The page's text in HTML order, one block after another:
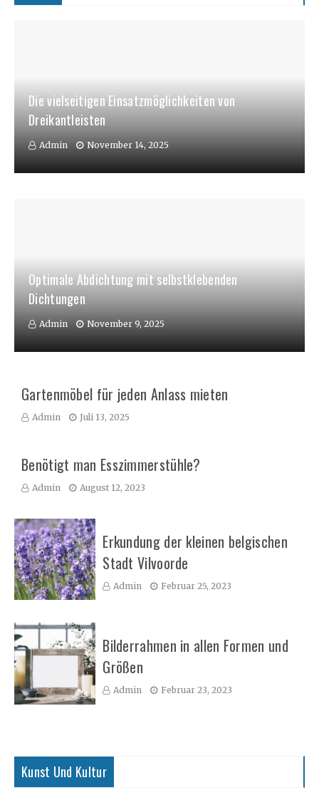
Die vielseitigen Einsatzmöglichkeiten von
Dreikantleisten
Admin November 14, 2025
Optimale Abdichtung mit selbstklebenden
Dichtungen
Admin November 9, 2025
Gartenmöbel für jeden Anlass mieten
Admin Juli 13, 2025
Benötigt man Esszimmerstühle?
Admin August 12, 2023
Erkundung der kleinen belgischen
Stadt Vilvoorde
Admin Februar 25, 2023
Bilderrahmen in allen Formen und
Größen
Admin Februar 23, 2023
Kunst Und Kultur